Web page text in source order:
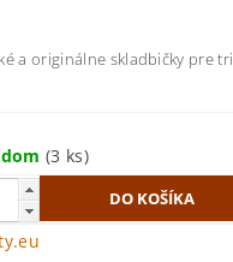
a originálne skladbičky pre tri
(3 ks)